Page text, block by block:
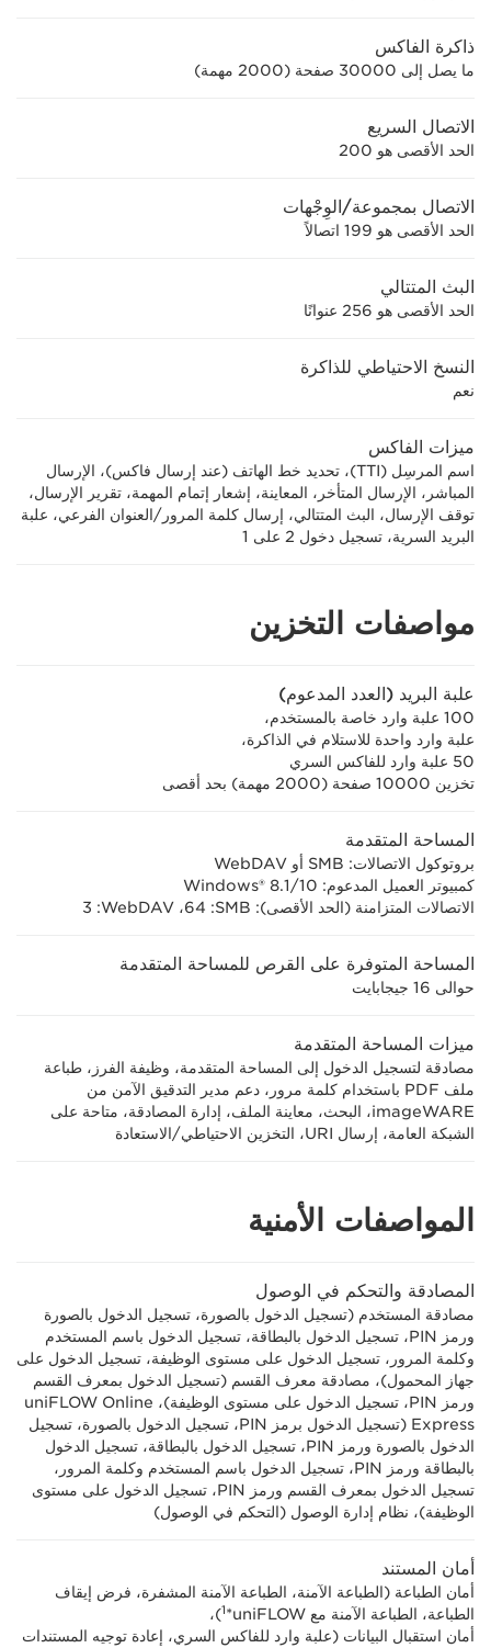
ذاكرة الفاكس
ما يصل إلى 30000 صفحة (2000 مهمة)
الاتصال السريع
الحد الأقصى هو 200
الاتصال بمجموعة/الوِجْهات
الحد الأقصى هو 199 اتصالاً
البث المتتالي
الحد الأقصى هو 256 عنوانًا
النسخ الاحتياطي للذاكرة
نعم
ميزات الفاكس
اسم المرسِل (TTI)، تحديد خط الهاتف (عند إرسال فاكس)، الإرسال
المباشر، الإرسال المتأخر، المعاينة، إشعار إتمام المهمة، تقرير الإرسال،
توقف الإرسال، البث المتتالي، إرسال كلمة المرور/العنوان الفرعي، علبة
البريد السرية، تسجيل دخول 2 على 1
مواصفات التخزين
علبة البريد (العدد المدعوم)
100 علبة وارد خاصة بالمستخدم،
علبة وارد واحدة للاستلام في الذاكرة،
50 علبة وارد للفاكس السري
تخزين 10000 صفحة (2000 مهمة) بحد أقصى
المساحة المتقدمة
بروتوكول الاتصالات: SMB أو WebDAV
كمبيوتر العميل المدعوم: Windows® 8.1/10‎
الاتصالات المتزامنة (الحد الأقصى): SMB‏: 64، WebDAV‏: 3
المساحة المتوفرة على القرص للمساحة المتقدمة
حوالى 16 جيجابايت
ميزات المساحة المتقدمة
مصادقة لتسجيل الدخول إلى المساحة المتقدمة، وظيفة الفرز، طباعة
ملف PDF باستخدام كلمة مرور، دعم مدير التدقيق الآمن من
imageWARE، البحث، معاينة الملف، إدارة المصادقة، متاحة على
الشبكة العامة، إرسال URI، التخزين الاحتياطي/الاستعادة
المواصفات الأمنية
المصادقة والتحكم في الوصول
مصادقة المستخدم (تسجيل الدخول بالصورة، تسجيل الدخول بالصورة
ورمز PIN، تسجيل الدخول بالبطاقة، تسجيل الدخول باسم المستخدم
وكلمة المرور، تسجيل الدخول على مستوى الوظيفة، تسجيل الدخول على
جهاز المحمول)، مصادقة معرف القسم (تسجيل الدخول بمعرف القسم
ورمز PIN، تسجيل الدخول على مستوى الوظيفة)، uniFLOW Online
Express (تسجيل الدخول برمز PIN، تسجيل الدخول بالصورة، تسجيل
الدخول بالصورة ورمز PIN، تسجيل الدخول بالبطاقة، تسجيل الدخول
بالبطاقة ورمز PIN، تسجيل الدخول باسم المستخدم وكلمة المرور،
تسجيل الدخول بمعرف القسم ورمز PIN، تسجيل الدخول على مستوى
الوظيفة)، نظام إدارة الوصول (التحكم في الوصول)
أمان المستند
أمان الطباعة (الطباعة الآمنة، الطباعة الآمنة المشفرة، فرض إيقاف
الطباعة، الطباعة الآمنة مع uniFLOW*
)،
أمان استقبال البيانات (علبة وارد للفاكس السري، إعادة توجيه المستندات